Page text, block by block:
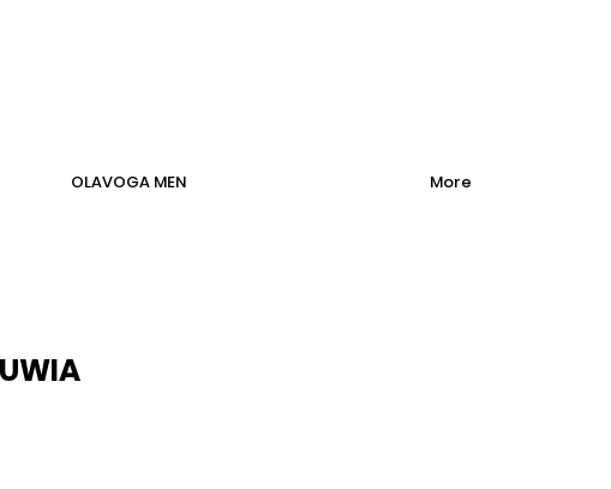
OLAVOGA MEN More